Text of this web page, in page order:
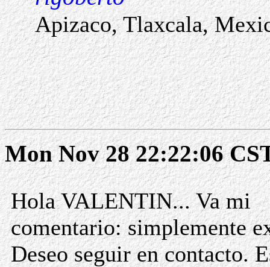
Apizaco, Tlaxcala,
Mon Nov 28 22:22:06
Hola VALENTIN... Va mi
comentario: simplemente
Deseo seguir en contacto.